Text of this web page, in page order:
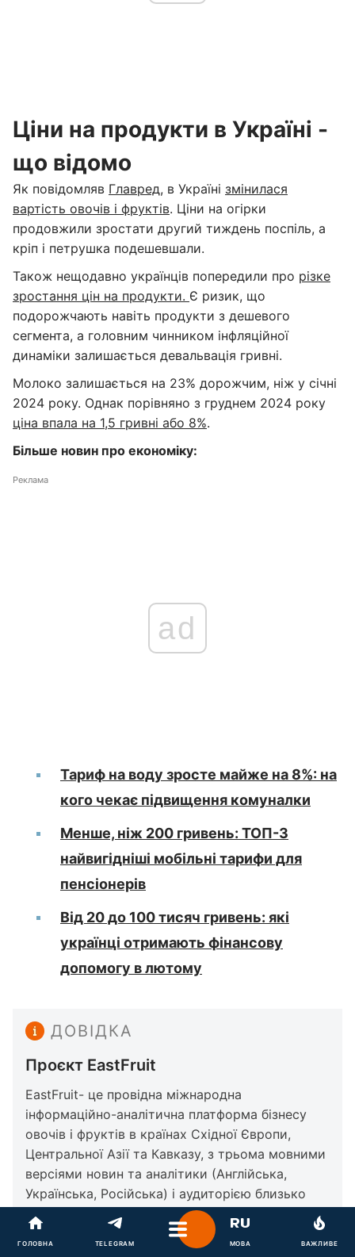
Ціни на продукти в Україні -
що відомо
Як повідомляв Главред, в Україні змінилася
вартість овочів і фруктів. Ціни на огірки
продовжили зростати другий тиждень поспіль, а
кріп і петрушка подешевшали.
Також нещодавно українців попередили про різке
зростання цін на продукти. Є ризик, що
подорожчають навіть продукти з дешевого
сегмента, а головним чинником інфляційної
динаміки залишається девальвація гривні.
Молоко залишається на 23% дорожчим, ніж у січні
2024 року. Однак порівняно з груднем 2024 року
ціна впала на 1,5 гривні або 8%.
Більше новин про економіку:
Реклама
ad
Тариф на воду зросте майже на 8%: на
кого чекає підвищення комуналки
Менше, ніж 200 гривень: ТОП-3
найвигідніші мобільні тарифи для
пенсіонерів
Від 20 до 100 тисяч гривень: які
українці отримають фінансову
допомогу в лютому
ДОВІДКА
Проєкт EastFruit
EastFruit- це провідна міжнародна
інформаційно-аналітична платформа бізнесу
овочів і фруктів в країнах Східної Європи,
Центральної Азії та Кавказу, з трьома мовними
версіями новин та аналітики (Англійська,
Українська, Російська) і аудиторією близько
100 тисяч читачів на місяць.
ГОЛОВНА TELEGRAM МОВА ВАЖЛИВЕ